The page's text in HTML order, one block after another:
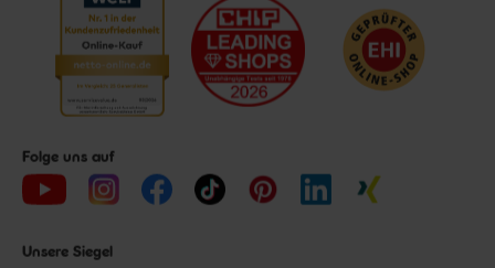
Folge uns auf
Unsere Siegel